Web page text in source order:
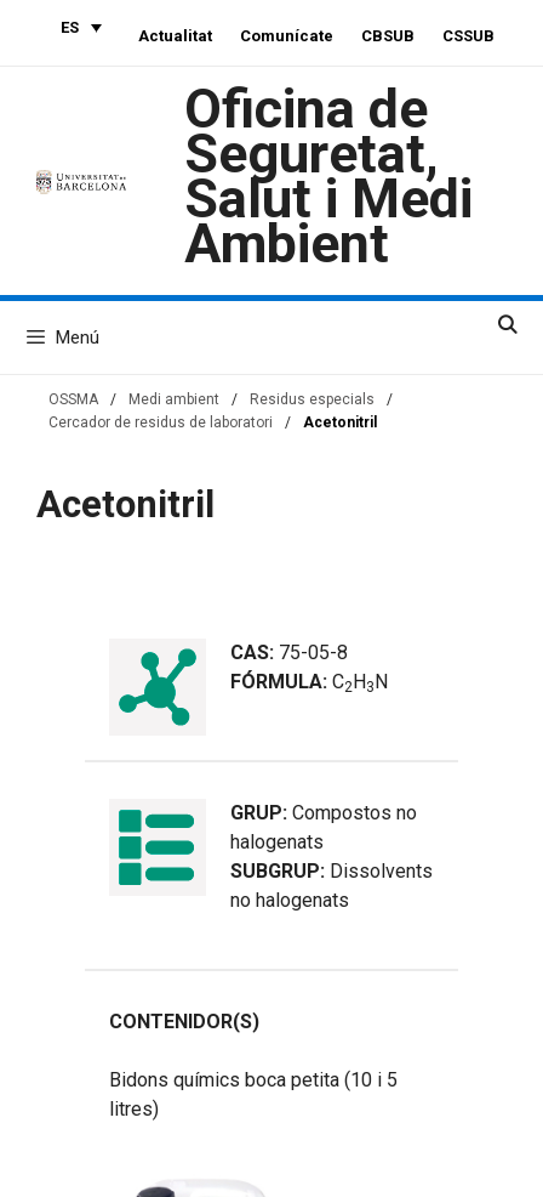
ES Actualitat Comunícate CBSUB CSSUB
Oficina de
Seguretat,
Salut i Medi
Ambient
Menú
OSSMA / Medi ambient / Residus especials
/
Cercador de residus de laboratori
/ Acetonitril
Acetonitril
CAS: 75-05-8
FÓRMULA: C2H3N
GRUP: Compostos no
halogenats
SUBGRUP: Dissolvents
no halogenats
CONTENIDOR(S)
Bidons químics boca petita (10 i 5
litres)